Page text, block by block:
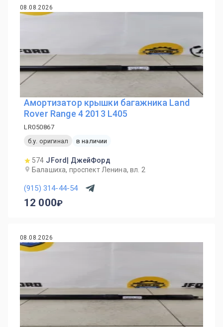
08.08.2026
Амортизатор крышки багажника Land
Rover Range 4 2013 L405
LR050867
б.у. оригинал
в наличии
574 JFord| ДжейФорд
Балашиха, проспект Ленина, вл. 2
(915) 314-44-54
12 000
08.08.2026